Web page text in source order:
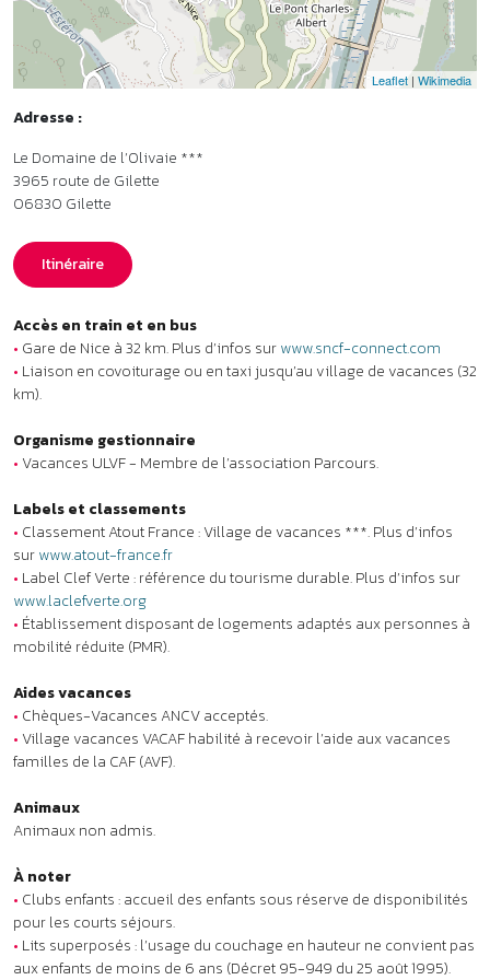
Accès en train et en bus
Gare de Nice à 32 km. Plus d’infos sur www.sncf-connect.com
•Liaison en covoiturage ou en taxi jusqu’au village de vacances (32
km).
Organisme gestionnaire
•Vacances ULVF - Membre de l’association Parcours.
•Classement Atout France : Village de vacances ***. Plus d’infos
sur
www.atout-france.fr
www.laclefverte.org
• Établissement disposant de logements adaptés aux personnes à
mobilité réduite (PMR).
•Chèques-Vacances ANCV acceptés.
• Village vacances VACAF habilité à recevoir l’aide aux vacances
Animaux
Animaux non admis.
À noter
• Clubs enfants : accueil des enfants sous réserve de disponibilités
pour les courts séjours.
aux enfants de moins de 6 ans (Décret 95-949 du 25 août 1995).
• Voiture indispensable.
Qu'incluent les tarifs ?
À proximité : ça pourrait aussi